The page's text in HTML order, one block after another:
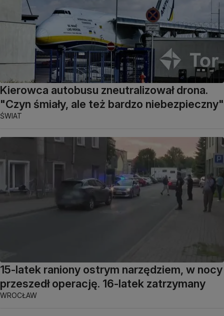
Kierowca autobusu zneutralizował drona.
"Czyn śmiały, ale też bardzo niebezpieczny"
ŚWIAT
15-latek raniony ostrym narzędziem, w nocy
przeszedł operację. 16-latek zatrzymany
WROCŁAW